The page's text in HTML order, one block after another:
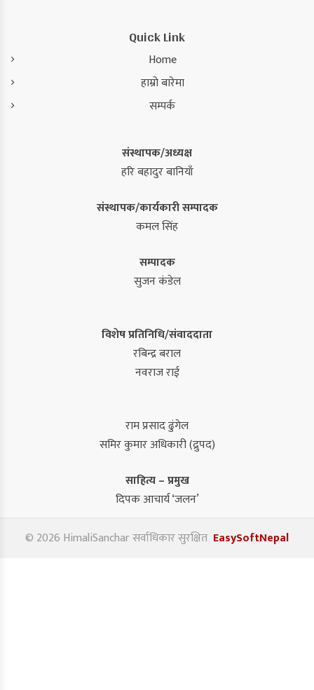
Quick Link
Home
हाम्रो बारेमा
सम्पर्क
संस्थापक/अध्यक्ष
हरि बहादुर बानियाँ
संस्थापक/कार्यकारी सम्पादक
कमल सिंह
सम्पादक
सुजन कंडेल
विशेष प्रतिनिधि/संवाददाता
रबिन्द्र बराल
नवराज राई
राम प्रसाद ढुंगेल
समिर कुमार अधिकारी (द्रुपद)
साहित्य – प्रमुख
दिपक आचार्य ‘जलन’
© 2026 HimaliSanchar सर्वाधिकार सुरक्षित EasySoftNepal